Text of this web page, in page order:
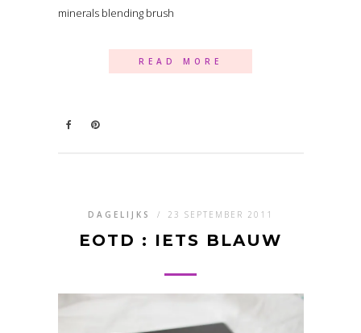
minerals blending brush
READ MORE
DAGELIJKS / 23 SEPTEMBER 2011
EOTD : IETS BLAUW